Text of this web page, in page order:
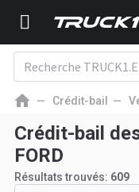
Crédit-bail
Crédit-bail
FORD
Résultats trouvés: 609